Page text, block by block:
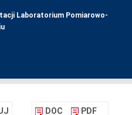
Laboratorium Pomiarowo-
DOC PDF